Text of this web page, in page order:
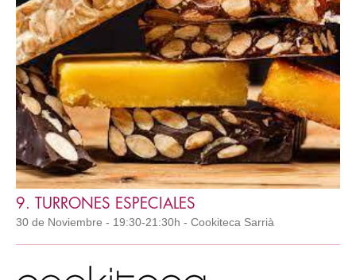
9. TURRONES ESPECIALES
30 de Noviembre - 19:30-21:30h - Cookiteca Sarrià